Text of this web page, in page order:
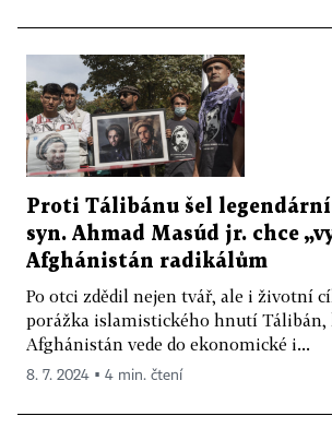
Proti Tálibánu šel
syn. Ahmad Masúd jr. chce
Afghánistán radikálům
Po otci zdědil nejen tvář, ale i životní
porážka islamistického hnutí Tálibán,
Afghánistán vede do ekonomické i...
8. 7. 2024 ▪ 4 min. čtení